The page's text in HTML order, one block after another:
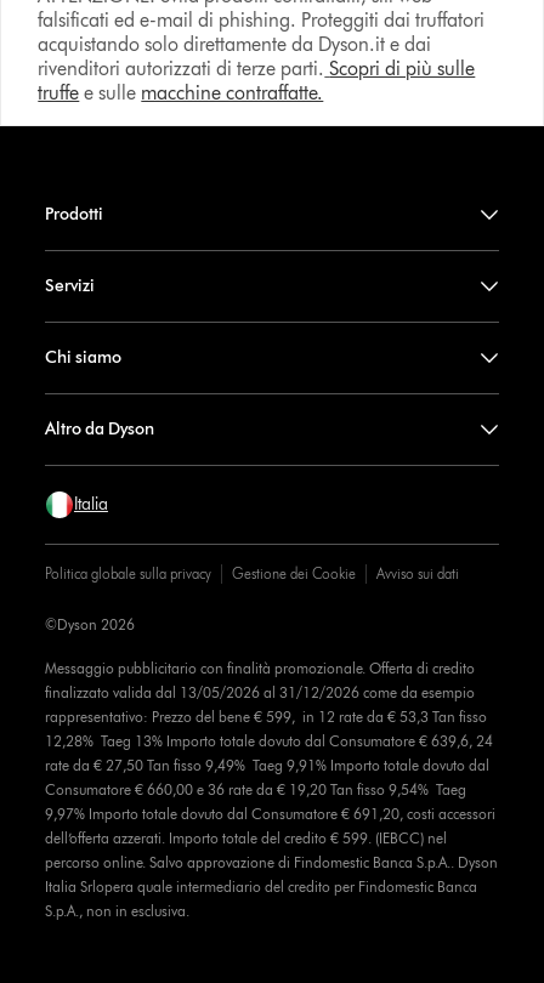
falsificati ed e-mail di phishing. Proteggiti dai truffatori
acquistando solo direttamente da Dyson.it e dai
rivenditori autorizzati di terze parti. Scopri di più sulle
truffe e sulle macchine contraffatte.
Prodotti
Servizi
Chi siamo
Altro da Dyson
Italia
Politica globale sulla privacy Gestione dei Cookie Avviso sui dati
Messaggio pubblicitario con finalità promozionale. Offerta di credito
finalizzato valida dal 13/05/2026 al 31/12/2026 come da esempio
rappresentativo: Prezzo del bene € 599, in 12 rate da € 53,3 Tan fisso
12,28% Taeg 13% Importo totale dovuto dal Consumatore € 639,6, 24
rate da € 27,50 Tan fisso 9,49% Taeg 9,91% Importo totale dovuto dal
Consumatore € 660,00 e 36 rate da € 19,20 Tan fisso 9,54% Taeg
9,97% Importo totale dovuto dal Consumatore € 691,20, costi accessori
dell’offerta azzerati. Importo totale del credito € 599. (IEBCC) nel
percorso online. Salvo approvazione di Findomestic Banca S.p.A.. Dyson
Italia Srlopera quale intermediario del credito per Findomestic Banca
S.p.A., non in esclusiva.
©Dyson 2026